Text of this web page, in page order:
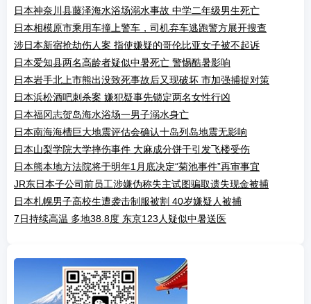
日本神奈川县藤泽海水浴场溺水事故 中学二年级男生死亡
日本相模原市乘用车撞上警车，司机弃车逃跑警方展开搜查
涉日本新宿抢劫伤人案 指使嫌疑的哥伦比亚女子被不起诉
日本爱知县两名高龄者疑似中暑死亡 警惕酷暑影响
日本岩手北上市熊出没致死事故后又现破坏 市加强捕捉对策
日本浜松酒吧刺杀案 嫌犯疑事先锁定两名女性行凶
日本福冈志贺岛海水浴场一男子溺水身亡
日本南海海槽巨大地震评估会确认十岛列岛地震无影响
日本山梨学院大学摔伤事件 大麻成分饼干引发飞楼受伤
日本熊本地方法院将于明年1月底决定“菊池事件”再审事宜
JR东日本子公司前员工涉嫌伪称失主试图骗取遗失现金被捕
日本札幌男子高校生遭袭击制服被割 40岁嫌疑人被捕
7日持续高温 多地38.8度 东京123人疑似中暑送医